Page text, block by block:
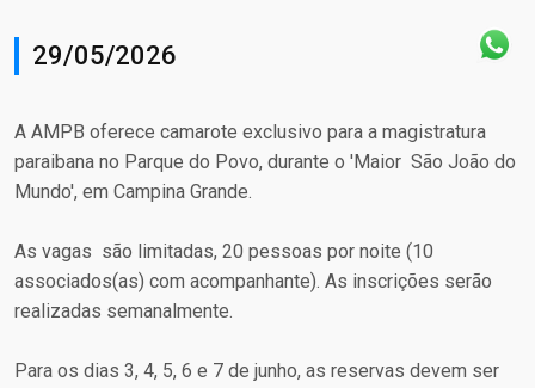
29/05/2026
A AMPB oferece camarote exclusivo para a magistratura
paraibana no Parque do Povo, durante o 'Maior São João do
Mundo', em Campina Grande.
As vagas são limitadas, 20 pessoas por noite (10
associados(as) com acompanhante). As inscrições serão
realizadas semanalmente.
Para os dias 3, 4, 5, 6 e 7 de junho, as reservas devem ser